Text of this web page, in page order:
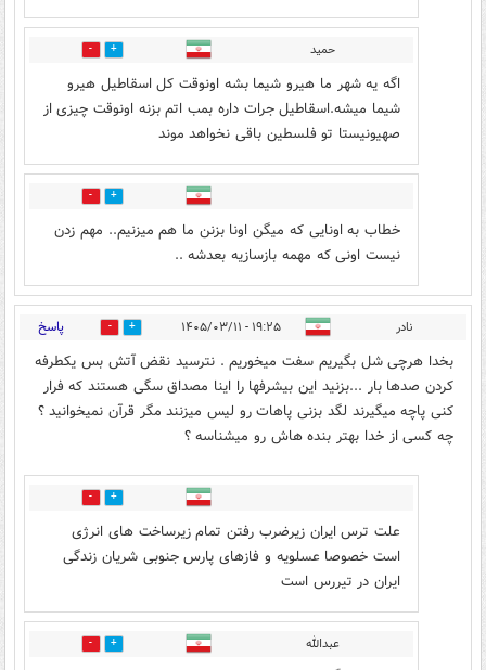
حمید 1
اگه یه شهر ما هیرو شیما بشه اونوقت کل اسقاطیل هیرو
شیما میشه.اسقاطیل جرات داره بمب اتم بزنه اونوقت چیزی از
صهیونیستا تو فلسطین باقی نخواهد موند
0
خطاب به اونایی که میگن اونا بزنن ما هم میزنیم.. مهم زدن
نیست اونی که مهمه بازسازیه بعدشه ..
نادر ۱۹:۲۵ - ۱۴۰۵/۰۳/۱۱ 23 پاسخ
بخدا هرچی شل بگیریم سفت میخوریم . نترسید نقض آتش بس یکطرفه
کردن صدها بار ...بزنید این بیشرفها را اینا مصداق سگی هستند که فرار
کنی پاچه میگیرند لگد بزنی پاهات رو لیس میزنند مگر قرآن نمیخوانید ؟
چه کسی از خدا بهتر بنده هاش رو میشناسه ؟
4
علت ترس ایران زیرضرب رفتن تمام زیرساخت های انرژی
است خصوصا عسلویه و فازهای پارس جنوبی شریان زندگی
ایران در تیررس است
عبدالله 1